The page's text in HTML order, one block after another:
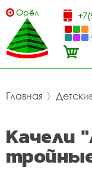
Орёл
Главная 〉
Качели